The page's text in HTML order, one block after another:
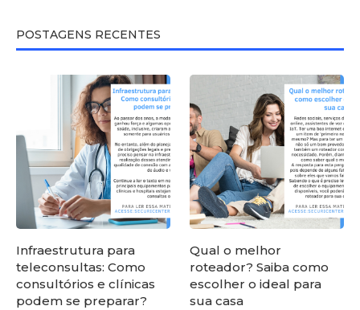
POSTAGENS RECENTES
Infraestrutura para
teleconsultas: Como
consultórios e clínicas
podem se preparar?
Qual o melhor
roteador? Saiba como
escolher o ideal para
sua casa